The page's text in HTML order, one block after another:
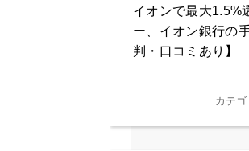
イオンで最大1.5%
ー、イオン銀行の
判・口コミあり】
カテ